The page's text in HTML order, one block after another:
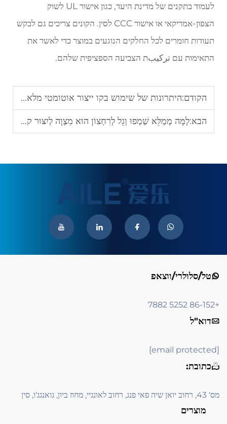
לעמוד בתקנים של מדינת היעד, כגון אישור UL לשוק
הצפון-אמריקאי או אישור CCC לסין. הקונים צריכים גם לבקש
תעודות חומרים לכל החלקים הנוגעים במוצר כדי לאשר את
התאימות עם تركيبת הצביעה הספציפית שלהם.
הקודם:היתרונות של שימוש בקו ייצור אוטומטי מלא למילוי סpray מסוג BOV
הבא:לָמָּה מְמַלֵּא שַׁמְפוּ וְגֵל לְרִחְצוֹן הוּא מִצְוָה לְיִצּוּר קוסמטיקה בְּנִפְחָה גְּדוֹלָה
טל/סלולרי/ווצאפ
+86-152 5252 7882
דוא"ל
[email protected]
כתובת:
מס' 43, רחוב יואן שיה פאי פנג, רחוב לאונגיי, מחוז ביון, גואנגג'ו, סין
מוצרים